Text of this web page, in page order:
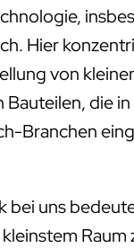
Hier
von
Bauteilen, die
Branchen
bei uns
Raum